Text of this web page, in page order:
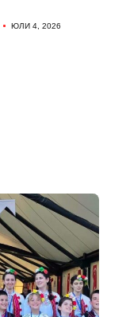
ЮЛИ 4, 2026